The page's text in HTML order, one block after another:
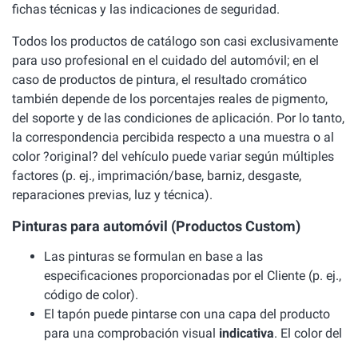
fichas técnicas y las indicaciones de seguridad.
Todos los productos de catálogo son casi exclusivamente
para uso profesional en el cuidado del automóvil; en el
caso de productos de pintura, el resultado cromático
también depende de los porcentajes reales de pigmento,
del soporte y de las condiciones de aplicación. Por lo tanto,
la correspondencia percibida respecto a una muestra o al
color ?original? del vehículo puede variar según múltiples
factores (p. ej., imprimación/base, barniz, desgaste,
reparaciones previas, luz y técnica).
Pinturas para automóvil (Productos Custom)
Las pinturas se formulan en base a las
especificaciones proporcionadas por el Cliente (p. ej.,
código de color).
El tapón puede pintarse con una capa del producto
para una comprobación visual indicativa. El color del